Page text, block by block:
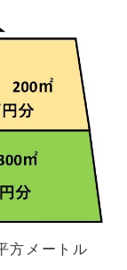
方メートル